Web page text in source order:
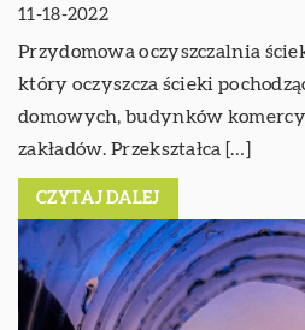
11-18-2022
Przydomowa oczyszczalnia
który oczyszcza ścieki
domowych, budynków
zakładów. Przekształca […]
CZYTAJ DALEJ